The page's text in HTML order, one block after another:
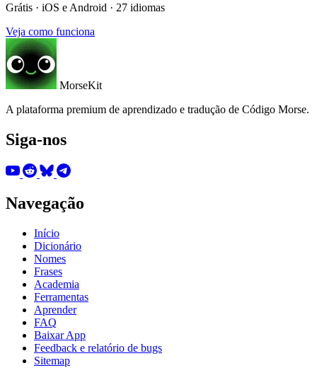
Grátis · iOS e Android · 27 idiomas
Veja como funciona
MorseKit
A plataforma premium de aprendizado e tradução de Código Morse.
Siga-nos
Navegação
Início
Dicionário
Nomes
Frases
Academia
Ferramentas
Aprender
FAQ
Baixar App
Feedback e relatório de bugs
Sitemap